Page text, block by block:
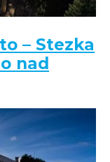
– Stezka
nad